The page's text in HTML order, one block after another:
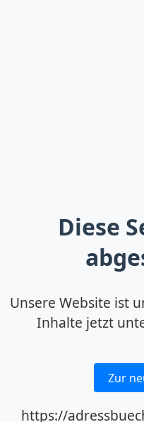
Diese
Unsere Website ist
Inhalte jetzt
Zur
https://